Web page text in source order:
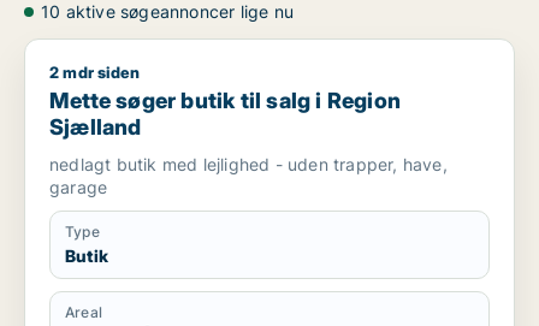
10 aktive søgeannoncer lige nu
Mette søger butik til salg i Region Sjælland
2 mdr siden
Mette søger butik til salg i Region
Sjælland
nedlagt butik med lejlighed - uden trapper, have,
garage
Type
Butik
Areal